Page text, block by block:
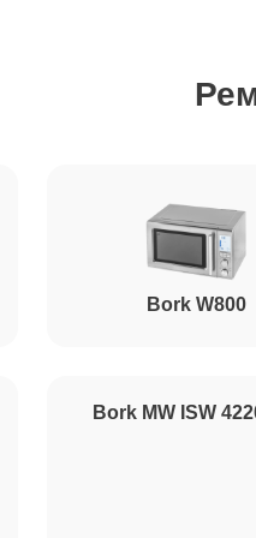
(восстановление)
Bork W800
Bork MW ISW